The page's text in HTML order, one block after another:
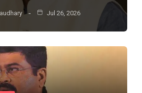
Jul 26, 2026